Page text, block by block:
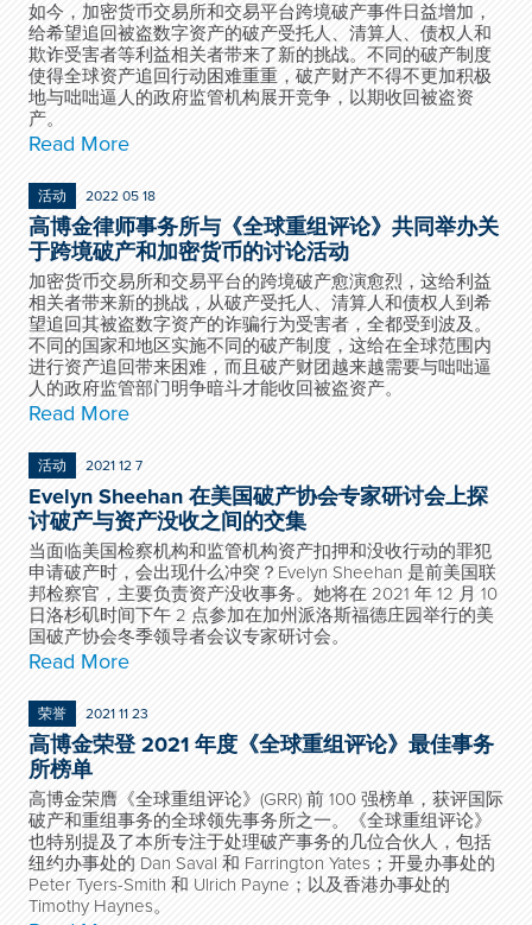
如今，加密货币交易所和交易平台跨境破产事件日益增加，
给希望追回被盗数字资产的破产受托人、清算人、债权人和
欺诈受害者等利益相关者带来了新的挑战。不同的破产制度
使得全球资产追回行动困难重重，破产财产不得不更加积极
地与咄咄逼人的政府监管机构展开竞争，以期收回被盗资
产。
Read More
活动 2022 05 18
高博金律师事务所与《全球重组评论》共同举办关
于跨境破产和加密货币的讨论活动
加密货币交易所和交易平台的跨境破产愈演愈烈，这给利益
相关者带来新的挑战，从破产受托人、清算人和债权人到希
望追回其被盗数字资产的诈骗行为受害者，全都受到波及。
不同的国家和地区实施不同的破产制度，这给在全球范围内
进行资产追回带来困难，而且破产财团越来越需要与咄咄逼
人的政府监管部门明争暗斗才能收回被盗资产。
Read More
活动 2021 12 7
Evelyn Sheehan 在美国破产协会专家研讨会上探
讨破产与资产没收之间的交集
当面临美国检察机构和监管机构资产扣押和没收行动的罪犯
申请破产时，会出现什么冲突？Evelyn Sheehan 是前美国联
邦检察官，主要负责资产没收事务。她将在 2021 年 12 月 10
日洛杉矶时间下午 2 点参加在加州派洛斯福德庄园举行的美
国破产协会冬季领导者会议专家研讨会。
Read More
荣誉 2021 11 23
高博金荣登 2021 年度《全球重组评论》最佳事务
所榜单
高博金荣膺《全球重组评论》(GRR) 前 100 强榜单，获评国际
破产和重组事务的全球领先事务所之一。《全球重组评论》
也特别提及了本所专注于处理破产事务的几位合伙人，包括
纽约办事处的 Dan Saval 和 Farrington Yates；开曼办事处的
Peter Tyers-Smith 和 Ulrich Payne；以及香港办事处的
Timothy Haynes。